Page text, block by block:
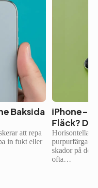
Baksida
att repa
in fukt eller
iPhone-
Fläck?
Horisontella/
skador på
ofta…